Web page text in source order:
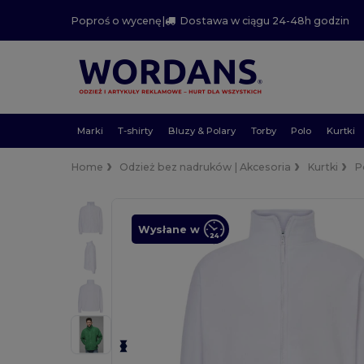
Poproś o wycenę| Dostawa w ciągu 24-48h godzin
Marki T-shirty Bluzy & Polary Torby Polo Kurtki
Home Odzież bez nadruków | Akcesoria Kurtki
Wysłane w